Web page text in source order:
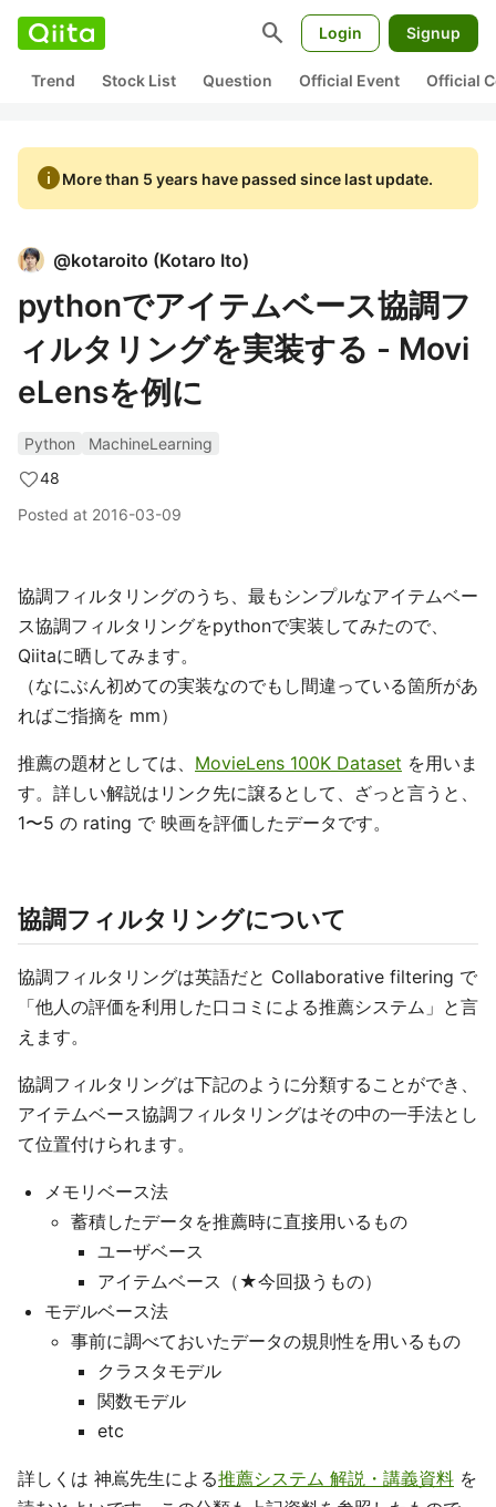
search Login Signup
Trend Stock List Question Official Event Official
infoMore than 5 years have passed since last update.
@kotaroito (Kotaro Ito)
pythonでアイテムベース協調フ
ィルタリングを実装する - Movi
eLensを例に
Python
MachineLearning
48
Posted at 2016-03-09
協調フィルタリングのうち、最もシンプルなアイテムベー
ス協調フィルタリングをpythonで実装してみたので、
Qiitaに晒してみます。
（なにぶん初めての実装なのでもし間違っている箇所があ
ればご指摘を mm）
推薦の題材としては、 MovieLens 100K Dataset を用いま
す。詳しい解説はリンク先に譲るとして、ざっと言うと、
1〜5 の rating で 映画を評価したデータです。
協調フィルタリングについて
協調フィルタリングは英語だと Collaborative filtering で
「他人の評価を利用した口コミによる推薦システム」と言
えます。
協調フィルタリングは下記のように分類することができ、
アイテムベース協調フィルタリングはその中の一手法とし
て位置付けられます。
メモリベース法
蓄積したデータを推薦時に直接用いるもの
ユーザベース
アイテムベース（★今回扱うもの）
モデルベース法
事前に調べておいたデータの規則性を用いるもの
クラスタモデル
関数モデル
etc
詳しくは 神嶌先生による推薦システム 解説・講義資料 を